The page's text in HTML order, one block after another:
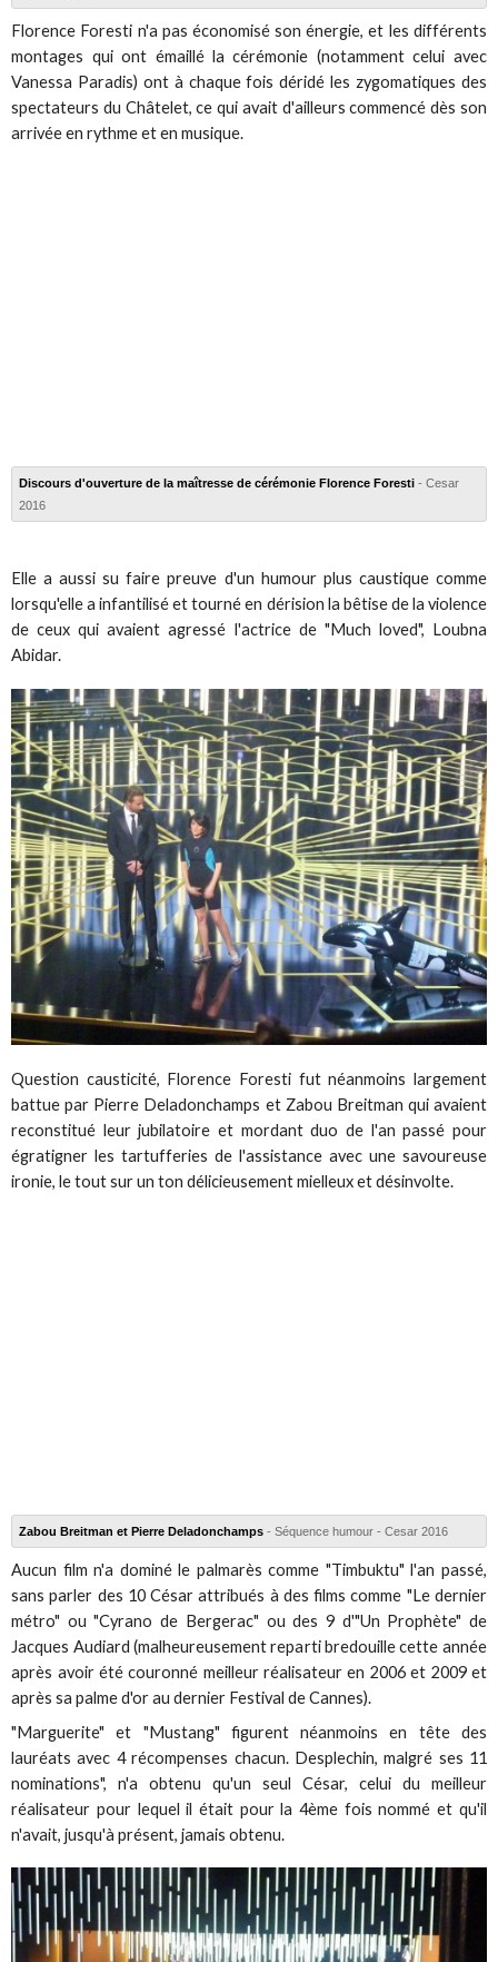
Florence Foresti n'a pas économisé son énergie, et les différents
montages qui ont émaillé la cérémonie (notamment celui avec
Vanessa Paradis) ont à chaque fois déridé les zygomatiques des
spectateurs du Châtelet, ce qui avait d'ailleurs commencé dès son
arrivée en rythme et en musique.
Discours d'ouverture de la maîtresse de cérémonie Florence Foresti - Cesar
2016
Elle a aussi su faire preuve d'un humour plus caustique comme
lorsqu'elle a infantilisé et tourné en dérision la bêtise de la violence
de ceux qui avaient agressé l'actrice de "Much loved", Loubna
Abidar.
Question causticité, Florence Foresti fut néanmoins largement
battue par Pierre Deladonchamps et Zabou Breitman qui avaient
reconstitué leur jubilatoire et mordant duo de l'an passé pour
égratigner les tartufferies de l'assistance avec une savoureuse
ironie, le tout sur un ton délicieusement mielleux et désinvolte.
Zabou Breitman et Pierre Deladonchamps - Séquence humour - Cesar 2016
Aucun film n'a dominé le palmarès comme "Timbuktu" l'an passé,
sans parler des 10 César attribués à des films comme "Le dernier
métro" ou "Cyrano de Bergerac" ou des 9 d'"Un Prophète" de
Jacques Audiard (malheureusement reparti bredouille cette année
après avoir été couronné meilleur réalisateur en 2006 et 2009 et
après sa palme d'or au dernier Festival de Cannes).
"Marguerite" et "Mustang" figurent néanmoins en tête des
lauréats avec 4 récompenses chacun. Desplechin, malgré ses 11
nominations", n'a obtenu qu'un seul César, celui du meilleur
réalisateur pour lequel il était pour la 4ème fois nommé et qu'il
n'avait, jusqu'à présent, jamais obtenu.